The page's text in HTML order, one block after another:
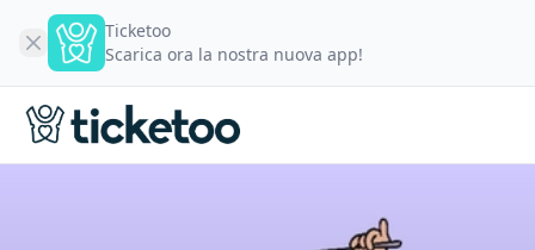
Ticketoo
Scarica ora la nostra nuova app!